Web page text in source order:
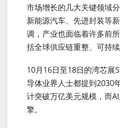
市场增长的几大关键领域分
新能源汽车、先进封装等
调，产业也面临着许多前
括全球供应链重整、可持
10月16日至18日的湾芯展
导体业界人士都提到2030
计突破万亿美元规模，而
擎。